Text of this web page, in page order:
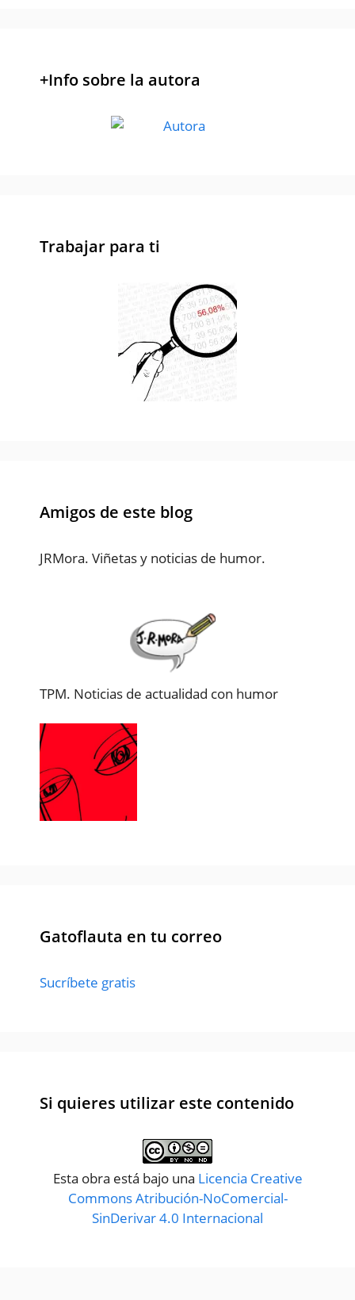
+Info sobre la autora
Trabajar para ti
Amigos de este blog
JRMora. Viñetas y noticias de humor.
TPM. Noticias de actualidad con humor
Gatoflauta en tu correo
Sucríbete gratis
Si quieres utilizar este contenido
Esta obra está bajo una Licencia Creative
Commons Atribución-NoComercial-
SinDerivar 4.0 Internacional